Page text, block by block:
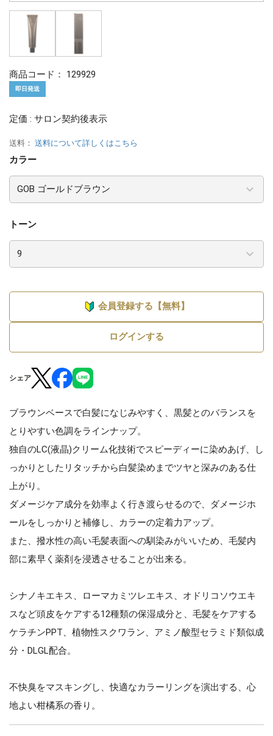
商品コード： 129929
即日発送
定価 : サロン契約後表示
送料： 送料について詳しくはこちら
カラー
トーン
会員登録する【無料】
ログインする
シェア
ブラウンベースで白髪になじみやすく、黒髪とのバランスを
とりやすい色調をラインナップ。
独自のLC(液晶)クリーム化技術でスピーディーに染めあげ、し
っかりとしたリタッチから白髪染めまでツヤと深みのある仕
上がり。
ダメージケア成分を効率よく行き渡らせるので、ダメージホ
ールをしっかりと補修し、カラーの定着力アップ。
また、撥水性の高い毛髪表面への馴染みがいいため、毛髪内
部に素早く薬剤を浸透させることが出来る。
シナノキエキス、ローマカミツレエキス、オドリコソウエキ
スなど頭皮をケアする12種類の保湿成分と、毛髪をケアする
ケラチンPPT、植物性スクワラン、アミノ酸型セラミド類似成
分・DLGL配合。
不快臭をマスキングし、快適なカラーリングを演出する、心
地よい柑橘系の香り。